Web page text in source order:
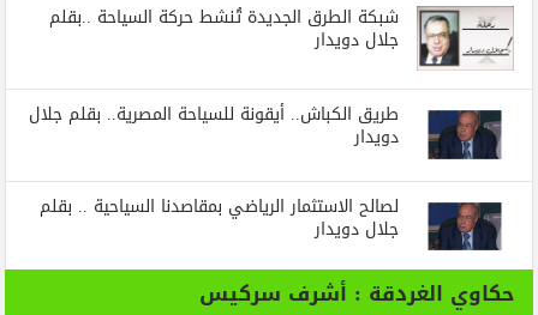
شبكة الطرق الجديدة تُنشط حركة السياحة ..بقلم
جلال دويدار
طريق الكباش.. أيقونة للسياحة المصرية.. بقلم جلال
دويدار
لصالح الاستثمار الرياضي بمقاصدنا السياحية .. بقلم
جلال دويدار
حكاوي الغردقة : أشرف سركيس